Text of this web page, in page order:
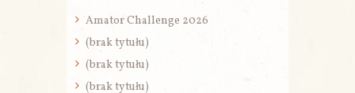
Amator Challenge 2026
(brak tytułu)
(brak tytułu)
(brak tytułu)